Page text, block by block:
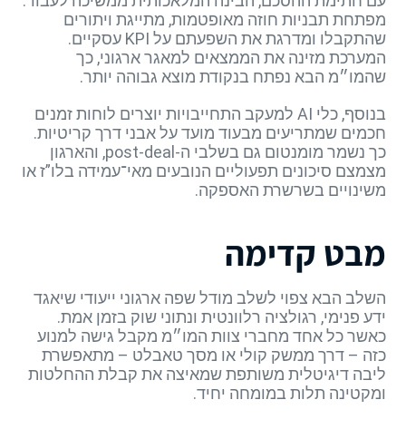
מפתחת תבניות חוזה מאופטמות, מתייגת ויתורים
שהתקבלו ומדרגת את השפעתם על KPI עסקיים.
המערכת מזינה את הממצאים למאגר ארגוני, כך
שהמו״מ הבא נפתח בנקודת מוצא גבוהה יותר.
בנוסף, כלי AI למעקב התחייבויות יוצרים לוחות זמנים
חכמים שמתריעים מבעוד מועד על אבני דרך קריטיות.
כך נשמר מומנטום גם בשלבי ה-post-deal, והארגון
מצמצם סיכונים תפעוליים הנובעים מאי־עמידה בלו”ז או
משינויים בשרשרת האספקה.
מבט קדימה
השלב הבא צפוי לשלב מודל שפה ארגוני ייעודי שיאגד
ידע פנימי, רגולציה רלוונטית ונתוני שוק בזמן אמת.
כאשר כל אחד מחברי צוות המו״מ מקבל גישה למנוע
כזה – דרך ממשק קולי או מסך טאבלט – מתאפשרת
ליבה דיגיטלית משותפת שמאיצה את קבלת ההחלטות
ומקטינה תלות במומחה יחיד.